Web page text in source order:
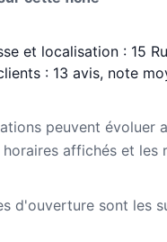
et localisation : 15
: 13 avis, note
peuvent évoluer
affichés et les
d'ouverture sont les